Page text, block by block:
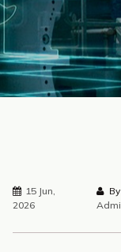
15 Jun,
2026
By